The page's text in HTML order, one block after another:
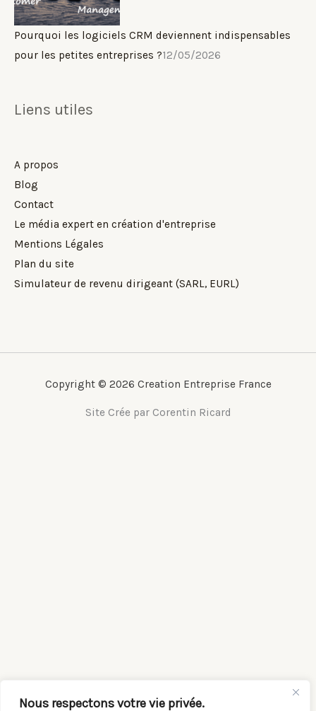
Nous respectons votre vie privée.
Pourquoi les logiciels CRM deviennent indispensables
pour les petites entreprises ?12/05/2026
Liens utiles
A propos
Blog
Contact
Le média expert en création d'entreprise
Mentions Légales
Plan du site
Simulateur de revenu dirigeant (SARL, EURL)
Copyright © 2026 Creation Entreprise France
Site Crée par Corentin Ricard